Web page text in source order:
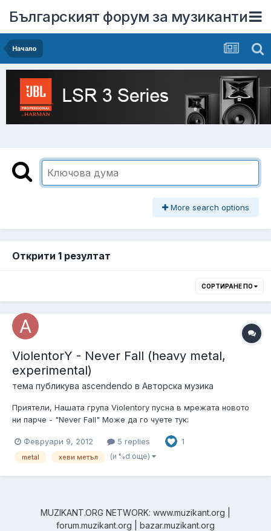
Българският форум за музиканти
Начало
More search options
Открити 1 резултат
СОРТИРАНЕ ПО
ViolentorY - Never Fall (heavy metal,
experimental)
тема публикува ascendendo в Авторска музика
Приятели, Нашата група Violentory пусна в мрежата новото
ни парче - "Never Fall" Може да го чуете тук:
http://www.reverbnation.com/ViolentorY
http://www.myspace.com/ViolentorY ВАШАТА ПОДКРЕПА Е
Февруари 9, 2012 5 replies 1
metal хеви метъл (и %d още)
MUZIKANT.ORG NETWORK: www.muzikant.org |
forum.muzikant.org | bazar.muzikant.org